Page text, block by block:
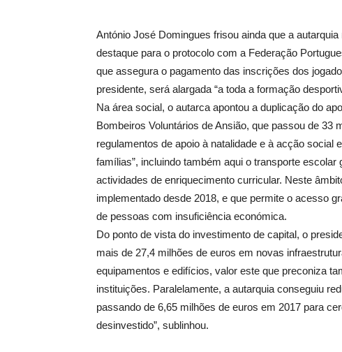
António José Domingues frisou ainda que a
destaque para o protocolo com a Federação
que assegura o pagamento das inscrições dos
presidente, será alargada “a toda a formação
Na área social, o autarca apontou a duplicação do
Bombeiros Voluntários de Ansião, que passou de 33
regulamentos de apoio à natalidade e à acção social
famílias”, incluindo também aqui o transporte escolar
actividades de enriquecimento curricular. Neste
implementado desde 2018, e que permite o acesso
de pessoas com insuficiência económica.
Do ponto de vista do investimento de capital, o
mais de 27,4 milhões de euros em novas
equipamentos e edifícios, valor este que preconiza
instituições. Paralelamente, a autarquia conseguiu
passando de 6,65 milhões de euros em 2017 para
desinvestido”, sublinhou.